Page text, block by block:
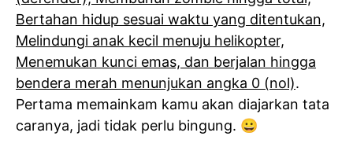
Bertahan hidup sesuai waktu yang ditentukan,
Melindungi anak kecil menuju helikopter,
Menemukan kunci emas, dan berjalan hingga
bendera merah menunjukan angka 0 (nol).
Pertama memainkam kamu akan diajarkan tata
caranya, jadi tidak perlu bingung. 😀